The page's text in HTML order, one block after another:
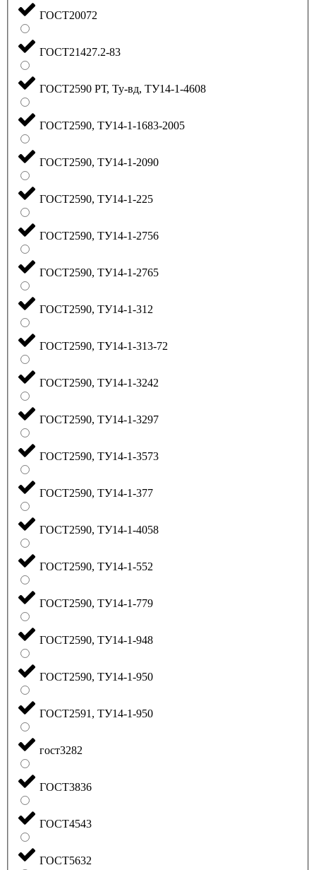
ГОСТ20072
ГОСТ21427.2-83
ГОСТ2590 РТ, Ту-вд, ТУ14-1-4608
ГОСТ2590, ТУ14-1-1683-2005
ГОСТ2590, ТУ14-1-2090
ГОСТ2590, ТУ14-1-225
ГОСТ2590, ТУ14-1-2756
ГОСТ2590, ТУ14-1-2765
ГОСТ2590, ТУ14-1-312
ГОСТ2590, ТУ14-1-313-72
ГОСТ2590, ТУ14-1-3242
ГОСТ2590, ТУ14-1-3297
ГОСТ2590, ТУ14-1-3573
ГОСТ2590, ТУ14-1-377
ГОСТ2590, ТУ14-1-4058
ГОСТ2590, ТУ14-1-552
ГОСТ2590, ТУ14-1-779
ГОСТ2590, ТУ14-1-948
ГОСТ2590, ТУ14-1-950
ГОСТ2591, ТУ14-1-950
гост3282
ГОСТ3836
ГОСТ4543
ГОСТ5632